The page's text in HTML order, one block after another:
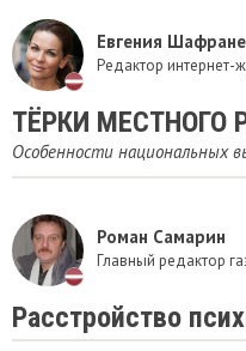
Евгения
Редактор интернет-
ТЁРКИ МЕСТНОГО
Особенности национальных
Роман Самарин
Главный редактор
Расстройство